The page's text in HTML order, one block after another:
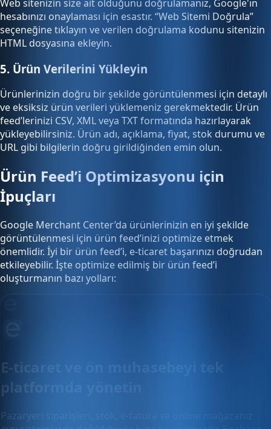
Web sitenizin size ait olduğunu doğrulamanız, Google'ın
hesabınızı onaylaması için esastır. “Web Sitemi Doğrula”
seçeneğine tıklayın ve verilen doğrulama kodunu sitenizin
HTML dosyasına ekleyin.
5. Ürün Verilerini Yükleyin
Ürünlerinizin doğru bir şekilde görüntülenmesi için detaylı
ve eksiksiz ürün verileri yüklemeniz gerekmektedir. Ürün
feed’lerinizi CSV, XML veya TXT formatında hazırlayarak
yükleyebilirsiniz. Ürün adı, açıklama, fiyat, stok durumu ve
URL gibi bilgilerin doğru girildiğinden emin olun.
Ürün Feed’i Optimizasyonu için
İpuçları
Google Merchant Center’da ürünlerinizin en iyi şekilde
görüntülenmesi için ürün feed’inizi optimize etmek
önemlidir. İyi bir ürün feed’i, e-ticaret başarınızı doğrudan
etkileyebilir. İşte optimize edilmiş bir ürün feed’i
oluşturmanın bazı yolları:
E-ticaret ve ön muhasebeyi tek
platformda yönetin
Pazaryeri siparişleri, stok, e-fatura ve online mağazanız